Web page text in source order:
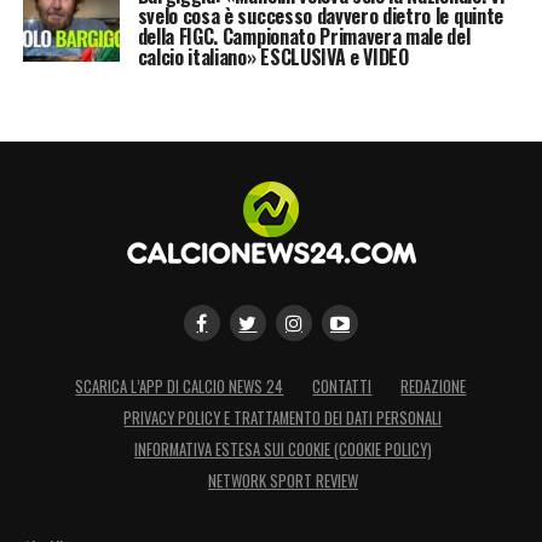
aperto. Dopo il passaggio alMilansenza
l’impatto sperato,Fullkrugpotrebbe ripartire
monitorare la situazione qualora si aprisse
davvero il dossier legato all’eventuale
svelo cosa è successo davvero dietro le quinte
della FIGC. Campionato Primavera male del
calcio italiano» ESCLUSIVA e VIDEO
SCARICA L’APP DI CALCIO NEWS 24 CONTATTI
REDAZIONE
PRIVACY POLICY E TRATTAMENTO DEI DATI PERSONALI
INFORMATIVA ESTESA SUI COOKIE (COOKIE POLICY)
NETWORK SPORT REVIEW